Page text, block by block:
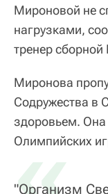
Мироновой не
нагрузками,
тренер
Миронова
Содружества в
здоровьем.
Олимпийских
"Организм